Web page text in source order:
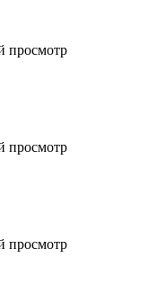
просмотр
просмотр
просмотр